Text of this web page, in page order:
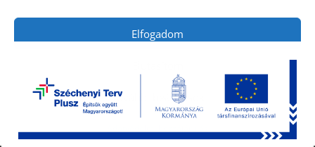
Elfogadom
További beállítások
fejlődött, hogy lehetővé tegye a felhasználók
projektorokhoz. Az Intel Wireless Display és az
Apple AirPlay...